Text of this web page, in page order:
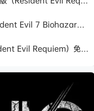
《生化危机7：黄金版/Resident Evil 7 Biohazard》免安装中文版
生化危机9：安魂曲（Resident Evil Requiem）免安装中文版